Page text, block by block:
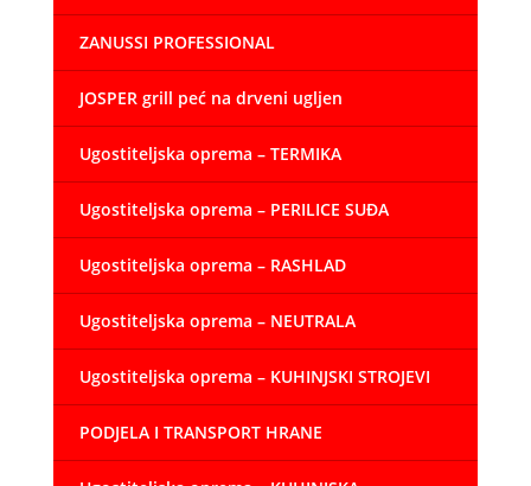
ZANUSSI PROFESSIONAL
JOSPER grill peć na drveni ugljen
Ugostiteljska oprema – TERMIKA
Ugostiteljska oprema – PERILICE SUĐA
Ugostiteljska oprema – RASHLAD
Ugostiteljska oprema – NEUTRALA
Ugostiteljska oprema – KUHINJSKI STROJEVI
PODJELA I TRANSPORT HRANE